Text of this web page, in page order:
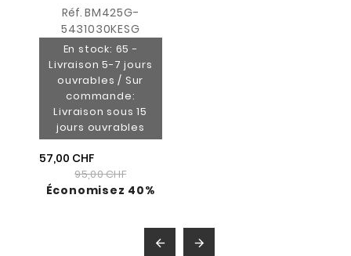
Réf. BM425G-
5431030KESG
En stock: 65 -
Livraison 5-7 jours
ouvrables / Sur
commande:
Livraison sous 15
jours ouvrables
57,00 CHF
95,00 CHF
Économisez 40%
 